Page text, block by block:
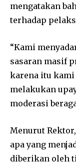
mengatakan
terhadap
“Kami
sasaran masif
karena itu
melakukan
moderasi
Menurut
apa yang
diberikan oleh